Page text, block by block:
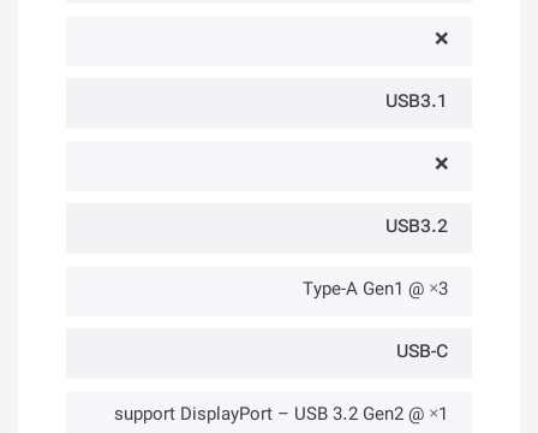
❌
USB3.1
❌
USB3.2
3× @ Type-A Gen1
USB-C
1× @ support DisplayPort – USB 3.2 Gen2